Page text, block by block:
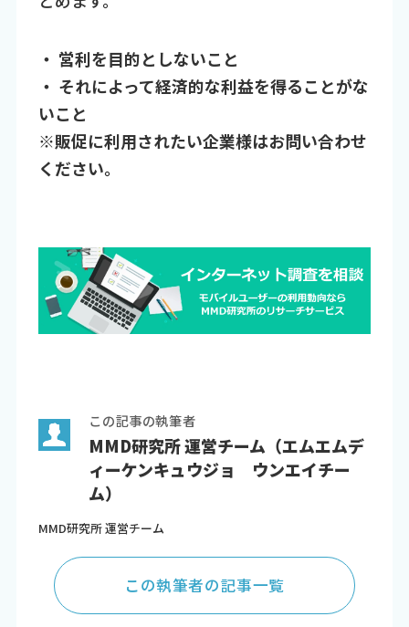
・ 営利を目的としないこと
・ それによって経済的な利益を得ることがな
いこと
※販促に利用されたい企業様はお問い合わせ
ください。
この記事の執筆者
MMD研究所 運営チーム（エムエムデ
ィーケンキュウジョ ウンエイチー
ム）
MMD研究所 運営チーム
この執筆者の記事一覧